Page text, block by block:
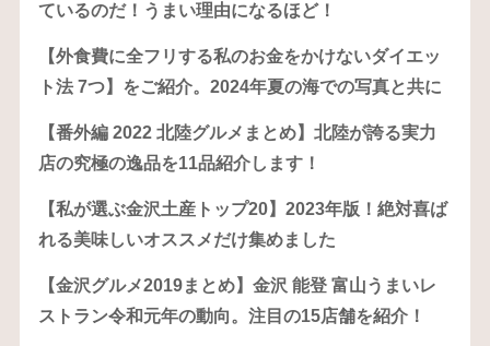
ているのだ！うまい理由になるほど！
【外食費に全フリする私のお金をかけないダイエッ
ト法 7つ】をご紹介。2024年夏の海での写真と共に
【番外編 2022 北陸グルメまとめ】北陸が誇る実力
店の究極の逸品を11品紹介します！
【私が選ぶ金沢土産トップ20】2023年版！絶対喜ば
れる美味しいオススメだけ集めました
【金沢グルメ2019まとめ】金沢 能登 富山うまいレ
ストラン令和元年の動向。注目の15店舗を紹介！